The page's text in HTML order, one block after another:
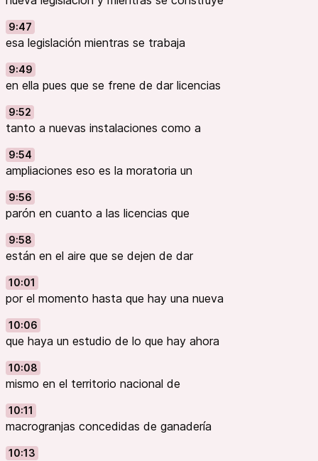
9:47
esa legislación mientras se trabaja
9:49
en ella pues que se frene de dar licencias
9:52
tanto a nuevas instalaciones como a
9:54
ampliaciones eso es la moratoria un
9:56
parón en cuanto a las licencias que
9:58
están en el aire que se dejen de dar
10:01
por el momento hasta que hay una nueva
10:06
que haya un estudio de lo que hay ahora
10:08
mismo en el territorio nacional de
10:11
macrogranjas concedidas de ganadería
10:13